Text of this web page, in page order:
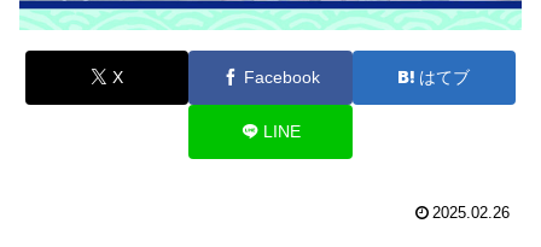
X Facebook はてブ
LINE
2025.02.26